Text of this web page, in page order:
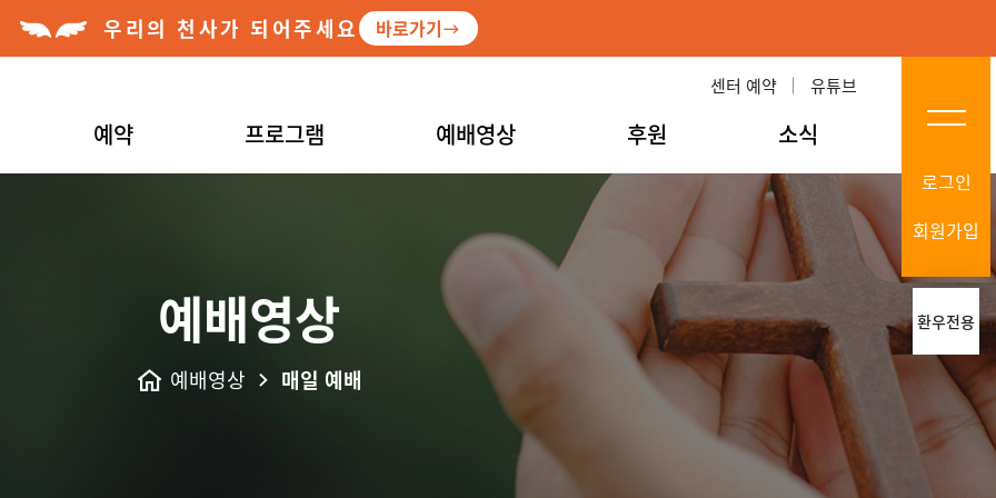
우리의 천사가 되어주세요 바로가기
예약 프로그램 예배영상 후원 소식
센터 예약 유튜브
로그인
회원가입
환우전용
예배영상
예배영상 매일 예배